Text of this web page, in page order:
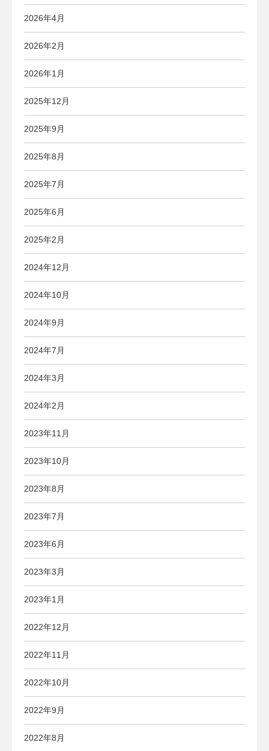
2026年4月
2026年2月
2026年1月
2025年12月
2025年9月
2025年8月
2025年7月
2025年6月
2025年2月
2024年12月
2024年10月
2024年9月
2024年7月
2024年3月
2024年2月
2023年11月
2023年10月
2023年8月
2023年7月
2023年6月
2023年3月
2023年1月
2022年12月
2022年11月
2022年10月
2022年9月
2022年8月